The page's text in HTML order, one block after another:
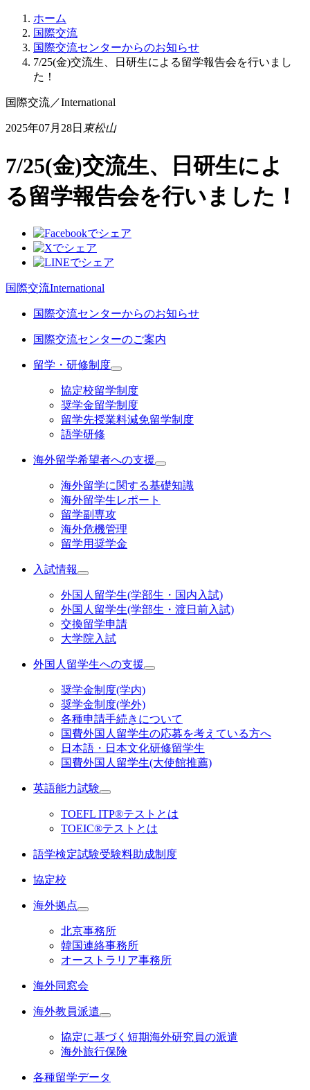
ホーム
国際交流
国際交流センターからのお知らせ
7/25(金)交流生、日研生による留学報告会を行いまし
た！
国際交流／International
2025年07月28日 東松山
7/25(金)交流生、日研生によ
る留学報告会を行いました！
国際交流International
国際交流センターからのお知らせ
国際交流センターのご案内
留学・研修制度
協定校留学制度
奨学金留学制度
留学先授業料減免留学制度
語学研修
海外留学希望者への支援
海外留学に関する基礎知識
海外留学生レポート
留学副専攻
海外危機管理
留学用奨学金
入試情報
外国人留学生(学部生・国内入試)
外国人留学生(学部生・渡日前入試)
交換留学申請
大学院入試
外国人留学生への支援
奨学金制度(学内)
奨学金制度(学外)
各種申請手続きについて
国費外国人留学生の応募を考えている方へ
日本語・日本文化研修留学生
国費外国人留学生(大使館推薦)
英語能力試験
TOEFL ITP®テストとは
TOEIC®テストとは
語学検定試験受験料助成制度
協定校
海外拠点
北京事務所
韓国連絡事務所
オーストラリア事務所
海外同窓会
海外教員派遣
協定に基づく短期海外研究員の派遣
海外旅行保険
各種留学データ